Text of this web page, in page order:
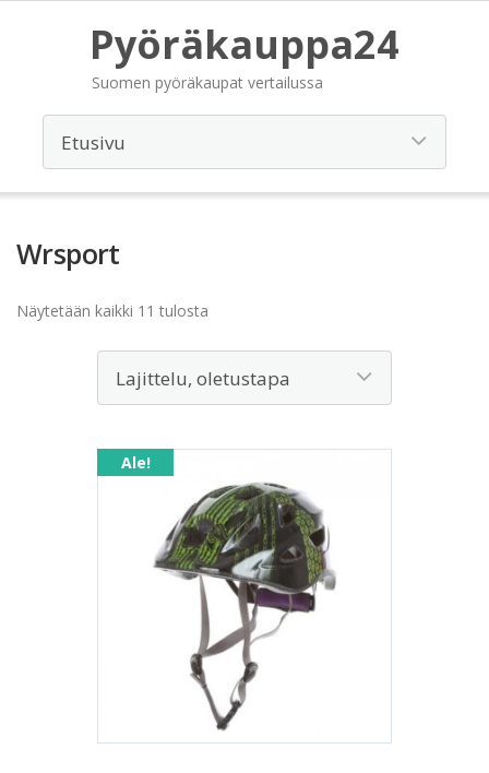
Pyöräkauppa24
Suomen pyöräkaupat vertailussa
Wrsport
Näytetään kaikki 11 tulosta
Ale!